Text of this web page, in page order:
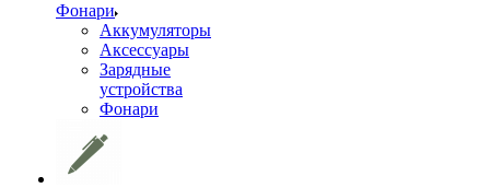
Фонари
Аккумуляторы
Аксессуары
Зарядные
устройства
Фонари